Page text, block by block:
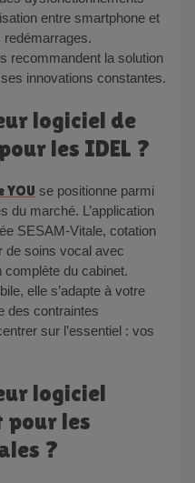
entre smartphone et
redémarrages.
recommandent la solution
innovations constantes.
les IDEL ?
YOU se positionne parmi
du marché. L’application
SESAM-Vitale, cotation
de soins vocal avec
complète du cabinet.
elle s’adapte à votre
des contraintes
sur l’essentiel : vos
les
?